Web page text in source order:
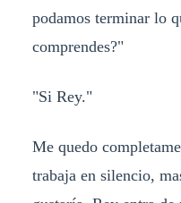
podamos terminar lo
comprendes?"
"Si Rey."
Me quedo
trabaja en silencio,